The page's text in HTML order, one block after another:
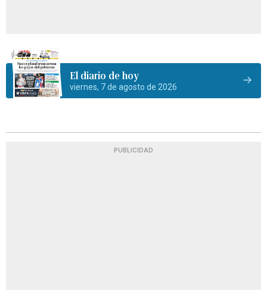
El diario de hoy
viernes, 7 de agosto de 2026
PUBLICIDAD